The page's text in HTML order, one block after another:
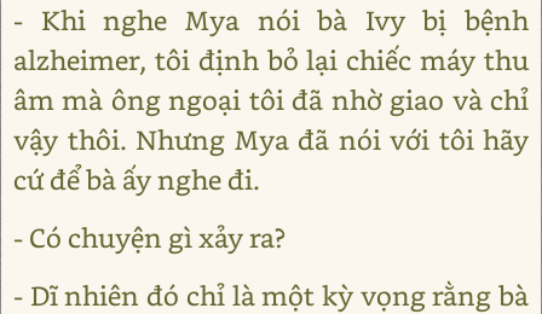
- Khi nghe Mya nói bà Ivy bị bệnh
alzheimer, tôi định bỏ lại chiếc máy thu
âm mà ông ngoại tôi đã nhờ giao và chỉ
vậy thôi. Nhưng Mya đã nói với tôi hãy
cứ để bà ấy nghe đi.
- Có chuyện gì xảy ra?
- Dĩ nhiên đó chỉ là một kỳ vọng rằng bà